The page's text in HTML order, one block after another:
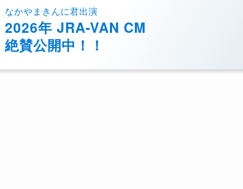
なかやまきんに君出演
2026年 JRA-VAN CM
絶賛公開中！！